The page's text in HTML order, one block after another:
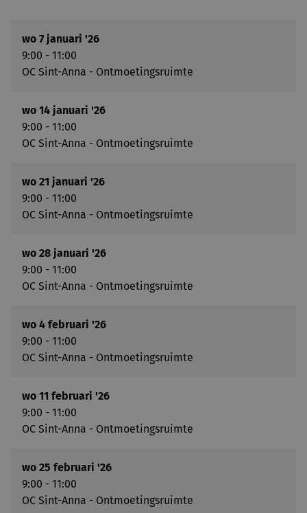
wo 7 januari '26
9:00 - 11:00
OC Sint-Anna - Ontmoetingsruimte
wo 14 januari '26
9:00 - 11:00
OC Sint-Anna - Ontmoetingsruimte
wo 21 januari '26
9:00 - 11:00
OC Sint-Anna - Ontmoetingsruimte
wo 28 januari '26
9:00 - 11:00
OC Sint-Anna - Ontmoetingsruimte
wo 4 februari '26
9:00 - 11:00
OC Sint-Anna - Ontmoetingsruimte
wo 11 februari '26
9:00 - 11:00
OC Sint-Anna - Ontmoetingsruimte
wo 25 februari '26
9:00 - 11:00
OC Sint-Anna - Ontmoetingsruimte